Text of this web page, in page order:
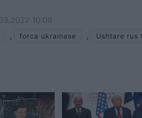
10:09
, forca ukrainase ,
Ushtare rus